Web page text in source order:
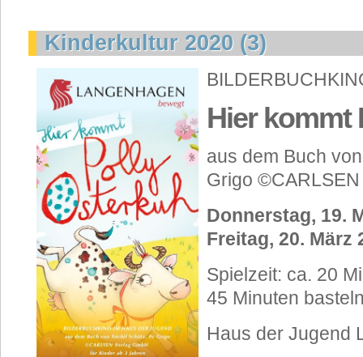
Kinderkultur 2020 (3)
Hier kommt
aus dem Buch
Grigo
Donnerstag, 19.
Freitag, 20. März
Spielzeit: ca. 20
45 Minuten
Haus der Jugend